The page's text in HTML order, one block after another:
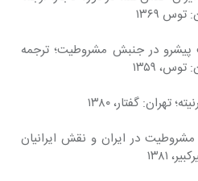
۱۳۶۹
پیشرو در جنبش مشروطیت؛ ترجمه
۱۳۵۹
مشروطیت در ایران و نقش ایرانیان
۱۳۸۱